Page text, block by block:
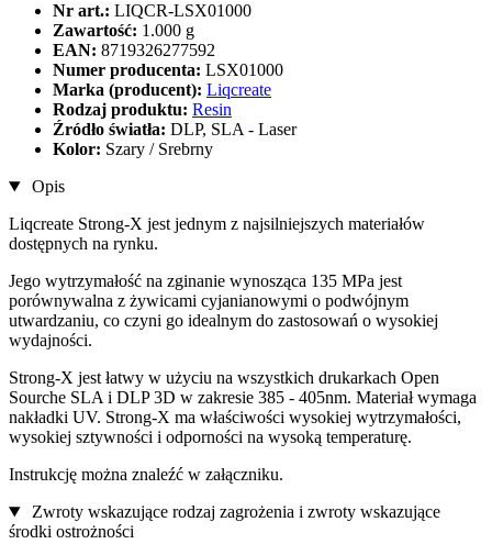
Nr art.: LIQCR-LSX01000
Zawartość: 1.000 g
EAN: 8719326277592
Numer producenta: LSX01000
Marka (producent): Liqcreate
Rodzaj produktu: Resin
Źródło światła: DLP, SLA - Laser
Kolor: Szary / Srebrny
Opis
Liqcreate Strong-X jest jednym z najsilniejszych materiałów
dostępnych na rynku.
Jego wytrzymałość na zginanie wynosząca 135 MPa jest
porównywalna z żywicami cyjanianowymi o podwójnym
utwardzaniu, co czyni go idealnym do zastosowań o wysokiej
wydajności.
Strong-X jest łatwy w użyciu na wszystkich drukarkach Open
Sourche SLA i DLP 3D w zakresie 385 - 405nm. Materiał wymaga
nakładki UV. Strong-X ma właściwości wysokiej wytrzymałości,
wysokiej sztywności i odporności na wysoką temperaturę.
Instrukcję można znaleźć w załączniku.
Zwroty wskazujące rodzaj zagrożenia i zwroty wskazujące
środki ostrożności